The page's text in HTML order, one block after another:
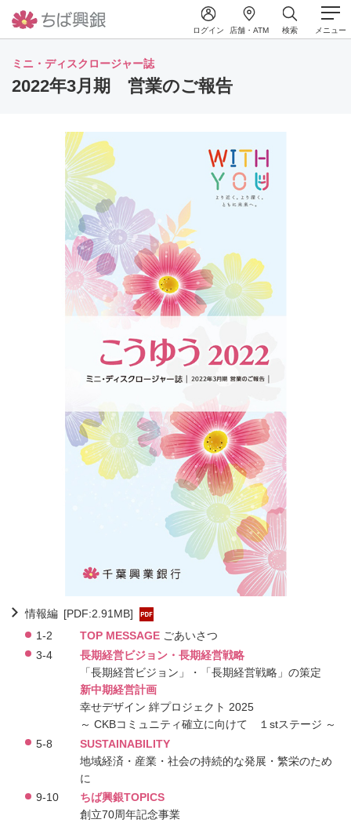
ログイン 店舗・ATM 検索 メニュー
ミニ・ディスクロージャー誌
2022年3月期 営業のご報告
情報編 [PDF:2.91MB]
1-2
TOP MESSAGEごあいさつ
3-4
長期経営ビジョン・長期経営戦略
「長期経営ビジョン」・「長期経営戦略」の策定
新中期経営計画
幸せデザイン 絆プロジェクト 2025
～ CKBコミュニティ確立に向けて １stステージ ～
5-8
SUSTAINABILITY
地域経済・産業・社会の持続的な発展・繁栄のため
に
9-10
ちば興銀TOPICS
創立70周年記念事業